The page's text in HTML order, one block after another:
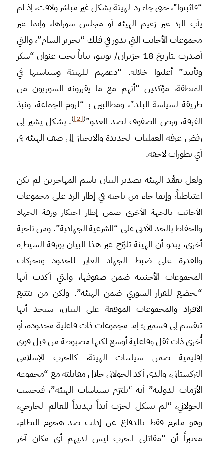
“فاثبتوا”، حتى جاء رد الهيئة بشكل غير مباشر ولافت، إذ لم
يأتِ الرد عبر زعيم الهيئة أو مجلس شوراها، وإنما عبر
مجموعات الأجانب التي تدور في فلك “تحرير الشام”، والتي
أصدرت بتاريخ 18 حزيران/ يونيو، بياناً تحت عنوان “شكر
وتأييد” أعلنوا خلاله: “دعمهم لـلهيئة وسياستها في
المنطقة، مؤكدين “أنهم مع ما يقررونه السوريون من
طريقة لسياسة البلد”، ومطالبين بـ “لزوم الجماعة، ونبذ
الفرقة، ورص الصفوف لصد العدو”(
[2]
). بشكل يشير إلى
رفض غرفة العمليات الجديدة والانحياز إلى صف الهيئة في
أي تطورات لاحقة.
ولعل تعمُّد الهيئة تصدير البيان باسم المهاجرين لم يكن
اعتباطياً، وإنما جاء من ناحية في إطار الرد على مجموعات
الأجانب بالجهة الأخرى ضمن إطار احتكار ورقة الجهاد
والحفاظ بالحد الأدنى على “الشرعية الجهادية”. ومن ناحية
أخرى، يبدو أن الهيئة تلوّح عبر هذا البيان بورقة السيطرة
والقدرة على ضبط الجهاد العابر للحدود وتحركات
المجموعات الأجنبية ضمن صفوفها، والتي أكدت أنها
“تخضع للقرار السوري ضمن الهيئة”. ولكن من يتتبع
الأفراد والمجموعات الموقعة على البيان، سيجد أنها
تنقسم إلى قسمين؛ إما مجموعات ذات فاعلية محدودة، أو
أُخرى ذات ثقل وفاعلية أوسع لكنها مضبوطة من قبل قوى
إقليمية ضمن سياسات الهيئة، كالحزب الإسلامي
التركستاني، والذي أكد الجولاني خلال مقابلته مع “مجموعة
الأزمات الدولية” أنه “يلتزم بسياسات الهيئة”، فبحسب
الجولاني، “لم يشكل الحزب أبداً تهديداً للعالم الخارجي،
وهو ملتزم فقط بالدفاع عن إدلب ضد هجوم النظام،
معتبراً أن “مقاتلي الحزب ليس لديهم أي مكان آخر